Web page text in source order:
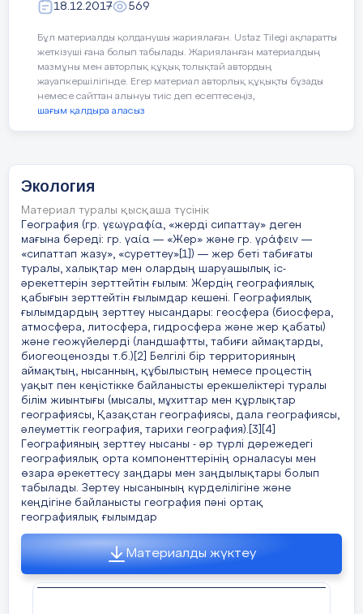
18.12.2017 569
Бұл материалды қолданушы жариялаған. Ustaz Tilegi ақпаратты
жеткізуші ғана болып табылады. Жарияланған материалдың
мазмұны мен авторлық құқық толықтай автордың
жауапкершілігінде. Егер материал авторлық құқықты бұзады
немесе сайттан алынуы тиіс деп есептесеңіз,
шағым қалдыра аласыз
Экология
Материал туралы қысқаша түсінік
География (гр. γεωγραφία, «жерді сипаттау» деген
мағына береді: гр. γαία — «Жер» және гр. γράφειν —
«сипаттап жазу», «суреттеу»[1]) — жер беті табиғаты
туралы, халықтар мен олардың шаруашылық іс-
әрекеттерін зерттейтін ғылым: Жердің географиялық
қабығын зерттейтін ғылымдар кешені. Географиялық
ғылымдардың зерттеу нысандары: геосфера (биосфера,
атмосфера, литосфера, гидросфера және жер қабаты)
және геожүйелерді (ландшафтты, табиғи аймақтарды,
биогеоценозды т.б.)[2] Белгілі бір территорияның
аймақтың, нысанның, құбылыстың немесе процестің
уақыт пен кеңістікке байланысты ерекшеліктері туралы
білім жиынтығы (мысалы, мұхиттар мен құрлықтар
географиясы, Қазақстан географиясы, дала географиясы,
әлеуметтік география, тарихи география).[3][4]
Географияның зерттеу нысаны - әр түрлі дәрежедегі
географиялық орта компоненттерінің орналасуы мен
өзара әрекеттесу заңдары мен заңдылықтары болып
табылады. Зертеу нысанының күрделілігіне және
кеңдігіне байланысты география пәні ортақ
географиялық ғылымдар
Материалды жүктеу